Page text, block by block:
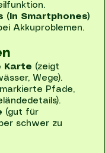
(in Smartphones)
Akkuproblemen.
Karte (zeigt
Wege).
Pfade,
(gut für
schwer zu